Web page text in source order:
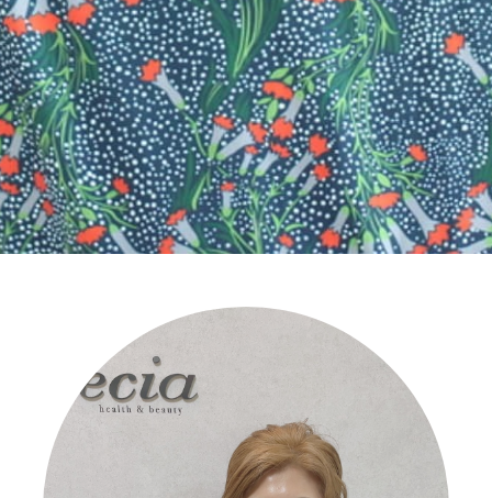
アイラッシュ
Eyelash
アイラッシュメニュー
Eyelash Menu
アイラッシュギャラリー
Eyelash Gallery
成人式
Adult
託児所
スタッフ
ニュース
News